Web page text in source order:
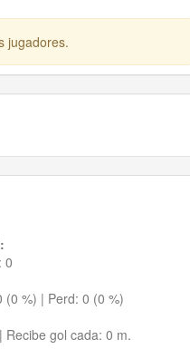
jugadores.
0
(0 %) | Perd: 0 (0 %)
Recibe gol cada: 0 m.